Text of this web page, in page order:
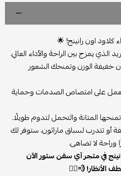
اون رانينج! 🌟
الذي يمزج بين الراحة والأداء العالي.
خفيفة الوزن وتمنحك الشعور
على امتصاص الصدمات وحماية
المتانة والتحمل لتدوم طويلًا.
تتدرب لسباق ماراثون، ستوفر لك
وراحة لا تضاهى.
في متجر آي سفن ستور الآن
الأنظار! 💨🏃‍♂️